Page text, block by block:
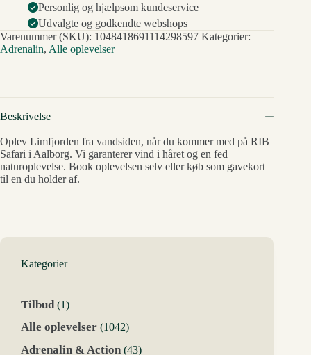
Personlig og hjælpsom kundeservice
Udvalgte og godkendte webshops
Varenummer (SKU): 1048418691114298597 Kategorier:
Adrenalin, Alle oplevelser
Beskrivelse
Oplev Limfjorden fra vandsiden, når du kommer med på RIB
Safari i Aalborg. Vi garanterer vind i håret og en fed
naturoplevelse. Book oplevelsen selv eller køb som gavekort
til en du holder af.
Kategorier
Tilbud 11
Alle oplevelser 10421042
Adrenalin & Action 4343